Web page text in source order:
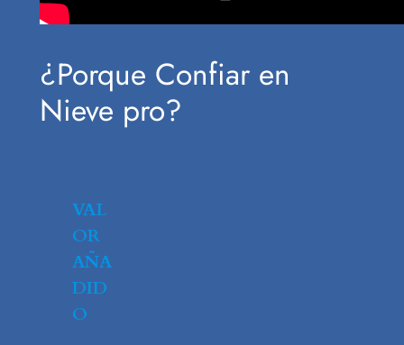
¿Porque Confiar en
Nieve pro?
VAL
OR
AÑA
DID
O